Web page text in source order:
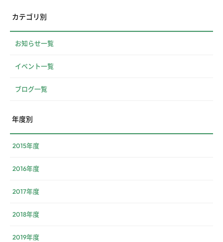
カテゴリ別
お知らせ一覧
イベント一覧
ブログ一覧
年度別
2015年度
2016年度
2017年度
2018年度
2019年度